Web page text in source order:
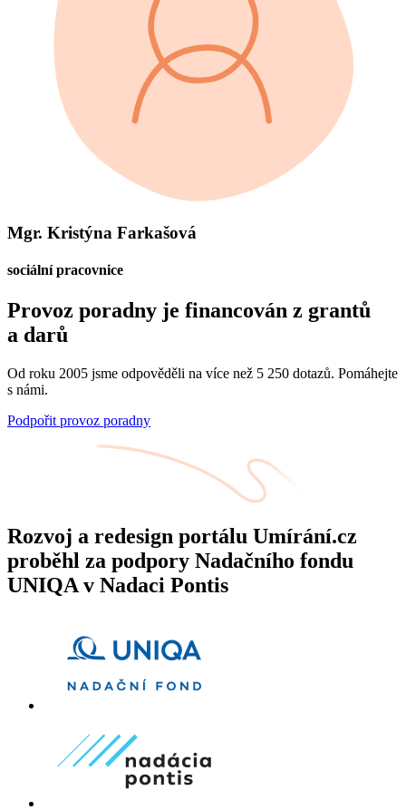
Mgr. Kristýna Farkašová
sociální pracovnice
Provoz poradny je financován z grantů
a darů
Od roku 2005 jsme odpověděli na více než 5 250 dotazů. Pomáhejte
s námi.
Podpořit provoz poradny
Rozvoj a redesign portálu Umírání.cz
proběhl za podpory Nadačního fondu
UNIQA v Nadaci Pontis